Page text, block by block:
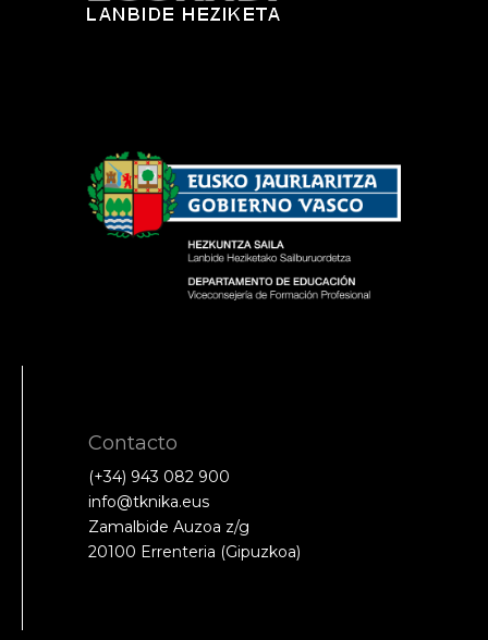
Contacto
(+34) 943 082 900
info@tknika.eus
Zamalbide Auzoa z/g
20100 Errenteria (Gipuzkoa)